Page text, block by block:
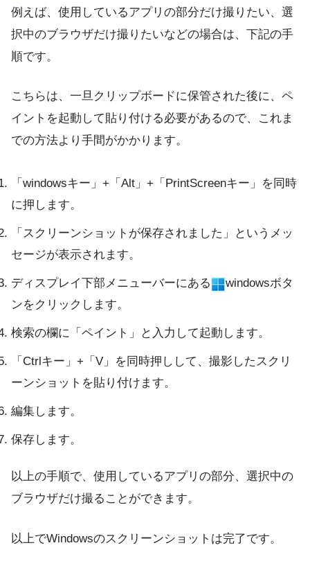
例えば、使用しているアプリの部分だけ撮りたい、選
択中のブラウザだけ撮りたいなどの場合は、下記の手
順です。
こちらは、一旦クリップボードに保管された後に、ペ
イントを起動して貼り付ける必要があるので、これま
での方法より手間がかかります。
「windowsキー」+「Alt」+「PrintScreenキー」を同時
に押します。
「スクリーンショットが保存されました」というメッ
セージが表示されます。
ディスプレイ下部メニューバーにある
windowsボタ
ンをクリックします。
検索の欄に「ペイント」と入力して起動します。
「Ctrlキー」+「V」を同時押しして、撮影したスクリ
ーンショットを貼り付けます。
編集します。
保存します。
以上の手順で、使用しているアプリの部分、選択中の
ブラウザだけ撮ることができます。
以上でWindowsのスクリーンショットは完了です。